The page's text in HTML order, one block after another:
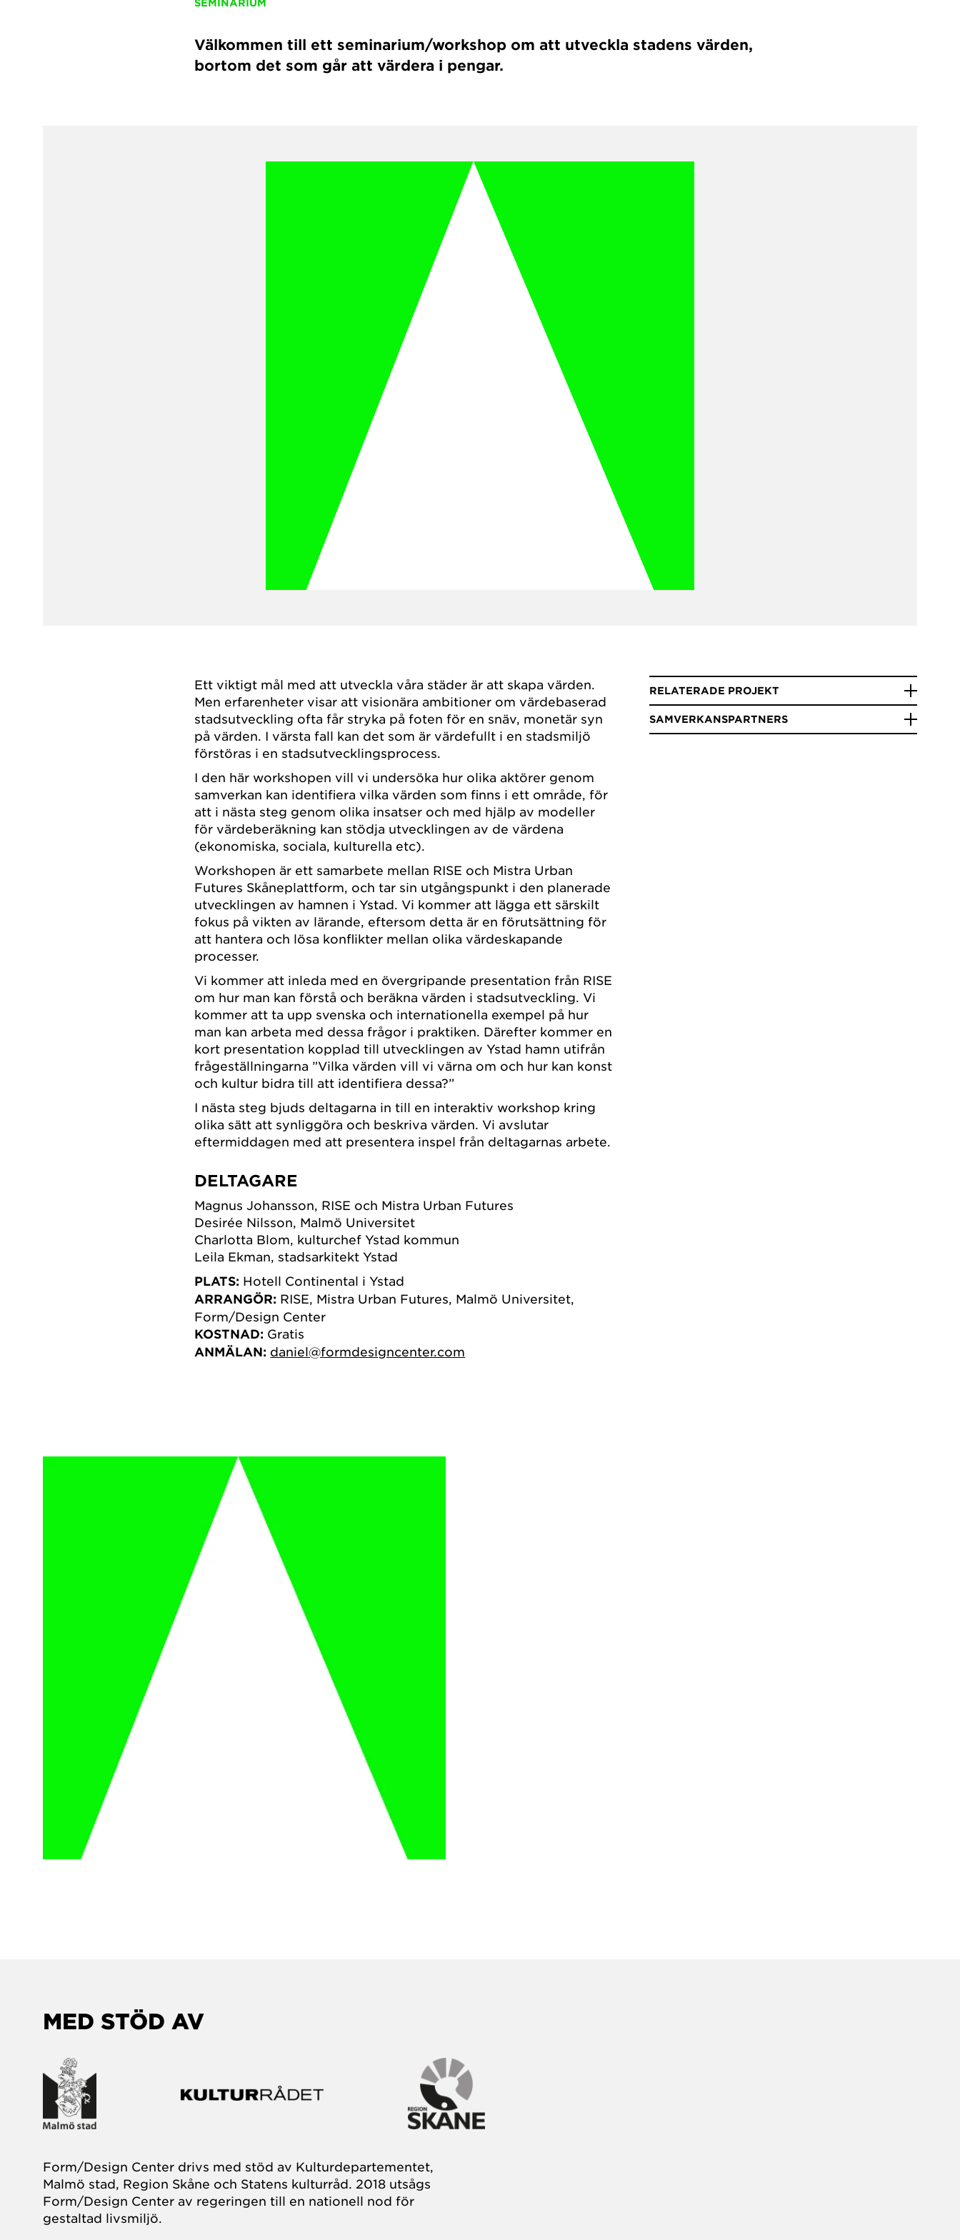
SEMINARIUM
Välkommen till ett seminarium/workshop om att utveckla stadens värden,
bortom det som går att värdera i pengar.
Ett viktigt mål med att utveckla våra städer är att skapa värden.
Men erfarenheter visar att visionära ambitioner om värdebaserad
stadsutveckling ofta får stryka på foten för en snäv, monetär syn
på värden. I värsta fall kan det som är värdefullt i en stadsmiljö
förstöras i en stadsutvecklingsprocess.
I den här workshopen vill vi undersöka hur olika aktörer genom
samverkan kan identifiera vilka värden som finns i ett område, för
att i nästa steg genom olika insatser och med hjälp av modeller
för värdeberäkning kan stödja utvecklingen av de värdena
(ekonomiska, sociala, kulturella etc).
Workshopen är ett samarbete mellan RISE och Mistra Urban
Futures Skåneplattform, och tar sin utgångspunkt i den planerade
utvecklingen av hamnen i Ystad. Vi kommer att lägga ett särskilt
fokus på vikten av lärande, eftersom detta är en förutsättning för
att hantera och lösa konflikter mellan olika värdeskapande
processer.
Vi kommer att inleda med en övergripande presentation från RISE
om hur man kan förstå och beräkna värden i stadsutveckling. Vi
kommer att ta upp svenska och internationella exempel på hur
man kan arbeta med dessa frågor i praktiken. Därefter kommer en
kort presentation kopplad till utvecklingen av Ystad hamn utifrån
frågeställningarna ”Vilka värden vill vi värna om och hur kan konst
och kultur bidra till att identifiera dessa?”
I nästa steg bjuds deltagarna in till en interaktiv workshop kring
olika sätt att synliggöra och beskriva värden. Vi avslutar
eftermiddagen med att presentera inspel från deltagarnas arbete.
DELTAGARE
Magnus Johansson, RISE och Mistra Urban Futures
Desirée Nilsson, Malmö Universitet
Charlotta Blom, kulturchef Ystad kommun
Leila Ekman, stadsarkitekt Ystad
PLATS: Hotell Continental i Ystad
ARRANGÖR: RISE, Mistra Urban Futures, Malmö Universitet,
Form/Design Center
KOSTNAD: Gratis
ANMÄLAN: daniel@formdesigncenter.com
RELATERADE PROJEKT
SAMVERKANSPARTNERS
MED STÖD AV
Form/Design Center drivs med stöd av Kulturdepartementet,
Malmö stad, Region Skåne och Statens kulturråd. 2018 utsågs
Form/Design Center av regeringen till en nationell nod för
gestaltad livsmiljö.